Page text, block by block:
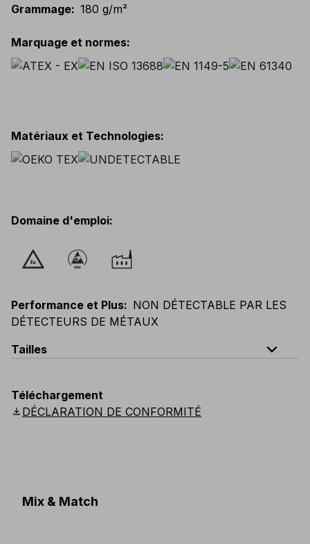
Grammage: 180 g/m²
Marquage et normes:
Matériaux et Technologies:
Domaine d'emploi:
Performance et Plus: NON DÉTECTABLE PAR LES
DÉTECTEURS DE MÉTAUX
Tailles
expand_less
Scandinavian: S-
Téléchargement
download DÉCLARATION DE CONFORMITÉ
Mix & Match